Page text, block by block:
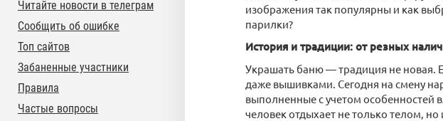
изображения так популярны и как
парилки?
История и традиции: от резных
Украшать баню — традиция не новая.
даже вышивками. Сегодня на смену
выполненные с учетом особенностей
человек отдыхает не только телом,
Читайте новости в телеграм
Сообщить об ошибке
Топ сайтов
Забаненные участники
Правила
Частые вопросы